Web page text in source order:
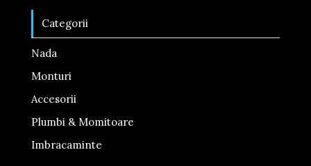
produsului.
Categorii
Nada
Monturi
Accesorii
Plumbi & Momitoare
Imbracaminte